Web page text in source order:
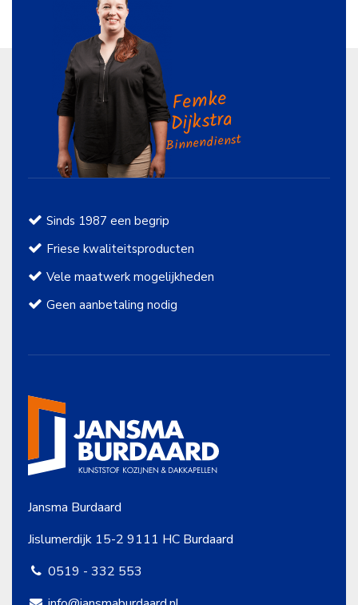
Femke
Dijkstra
Binnendienst
Sinds 1987 een begrip
Friese kwaliteitsproducten
Vele maatwerk mogelijkheden
Geen aanbetaling nodig
Jansma Burdaard
Jislumerdijk 15-2 9111 HC Burdaard
0519 - 332 553